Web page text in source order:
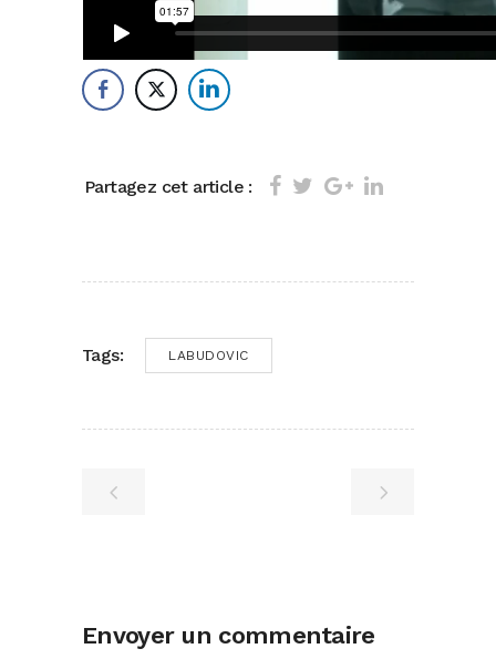
Partagez cet article :
Tags: LABUDOVIC
Envoyer un commentaire